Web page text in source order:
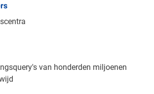
van honderden miljoenen